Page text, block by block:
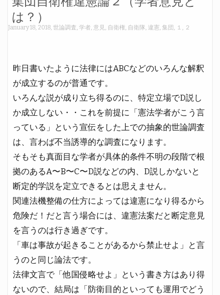
は？）
January 18, 2018, 世論調査, 学者, 意見, 自衛権, 自衛隊, 違憲, 集団 , １ , ２
昨日書いたように法律にはABCなどのいろんな解釈
が成立するのが普通です。
いろんな説が成り立ち得るのに、特定立場でD説し
か成立しない・・これを前提に「憲法学者がこう言
っている」という宣伝をした上での抽象的世論調査
は、言わば不当誘導的な調査になります。
そもそも真面目な学者が具体的条件不明の段階で根
拠のあるA〜B〜C〜D説などの内、D説しかないと
断定的学説を定立できるとは思えません。
関連法機整備の仕方によっては違憲になり得るから
危険だ！だと言う場合には、違憲法案だと断定意見
を言うのは行き過ぎです。
「車は事故が起きることがあるから禁止せよ」と言
うのと同じ論法です。
法律文言で「他国侵略せよ」という書き方はあり得
ないので、結局は「防衛目的といっても運用でどう